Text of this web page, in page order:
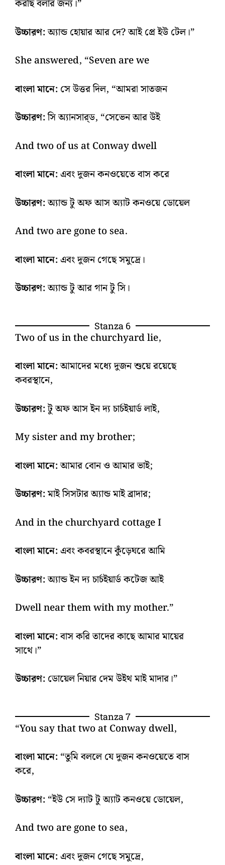
করছি বলার জন্য।”
উচ্চারণ:অ্যান্ড হোয়ার আর দে? আই প্রে ইউ টেল।”
She answered, “Seven are we
বাংলা মানে: সে উত্তর দিল, “আমরা সাতজন
উচ্চারণ:সি অ্যানসার্‌ড, “সেভেন আর উই
And two of us at Conway dwell
বাংলা মানে: এবং দুজন কনওয়েতে বাস করে
উচ্চারণ:অ্যান্ড টু অফ আস অ্যাট কনওয়ে ডোয়েল
And two are gone to sea.
বাংলা মানে: এবং দুজন গেছে সমুদ্রে।
উচ্চারণ:অ্যান্ড টু আর গান টু সি।
Stanza 6
Two of us in the churchyard lie,
বাংলা মানে:আমাদের মধ্যে দুজন শুয়ে রয়েছে
কবরস্থানে,
উচ্চারণ:টু অফ আস ইন দ্য চার্চইয়ার্ড লাই,
My sister and my brother;
বাংলা মানে:আমার বোন ও আমার ভাই;
উচ্চারণ:মাই সিসটার অ্যান্ড মাই ব্রাদার;
And in the churchyard cottage I
বাংলা মানে: এবং কবরস্থানে কুঁড়েঘরে আমি
উচ্চারণ:অ্যান্ড ইন দ্য চার্চইয়ার্ড কটেজ আই
Dwell near them with my mother.”
বাংলা মানে:বাস করি তাদের কাছে আমার মায়ের
সাথে।”
উচ্চারণ: ডোয়েল নিয়ার দেম উইথ মাই মাদার।”
Stanza 7
“You say that two at Conway dwell,
বাংলা মানে: “তুমি বললে যে দুজন কনওয়েতে বাস
করে,
উচ্চারণ: “ইউ সে দ্যাট টু অ্যাট কনওয়ে ডোয়েল,
And two are gone to sea,
বাংলা মানে: এবং দুজন গেছে সমুদ্রে,